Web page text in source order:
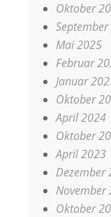
Oktober
Mai 2025
Februar
Januar
Oktober
April 2024
Oktober
April 2023
Dezember
November
Oktober